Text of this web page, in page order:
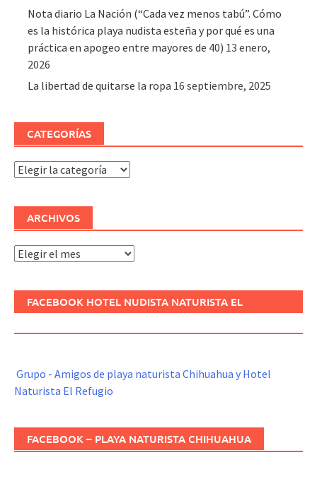
Nota diario La Nación (“Cada vez menos tabú”. Cómo
es la histórica playa nudista esteña y por qué es una
práctica en apogeo entre mayores de 40) 13 enero,
2026
La libertad de quitarse la ropa 16 septiembre, 2025
CATEGORÍAS
Categorías
ARCHIVOS
Archivos
FACEBOOK HOTEL NUDISTA NATURISTA EL
Grupo - Amigos de playa naturista Chihuahua y Hotel
Naturista El Refugio
FACEBOOK – PLAYA NATURISTA CHIHUAHUA